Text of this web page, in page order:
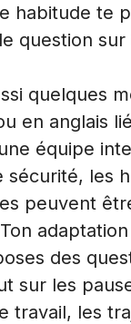
habitude te
question
quelques
en anglais
équipe
sécurité, les
peuvent
des
sur les
travail, les